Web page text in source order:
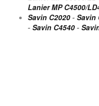
Lanier MP C4500/
Savin C2020 - Savin
- Savin C4540 -